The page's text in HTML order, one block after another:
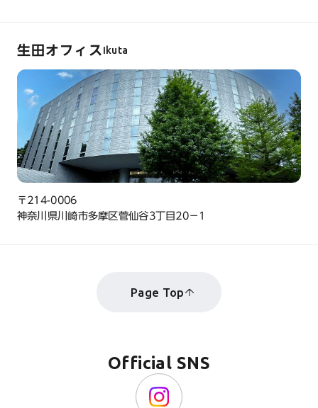
生田オフィス Ikuta
〒214-0006
神奈川県川崎市多摩区菅仙谷3丁目20−1
Page Top
Official SNS